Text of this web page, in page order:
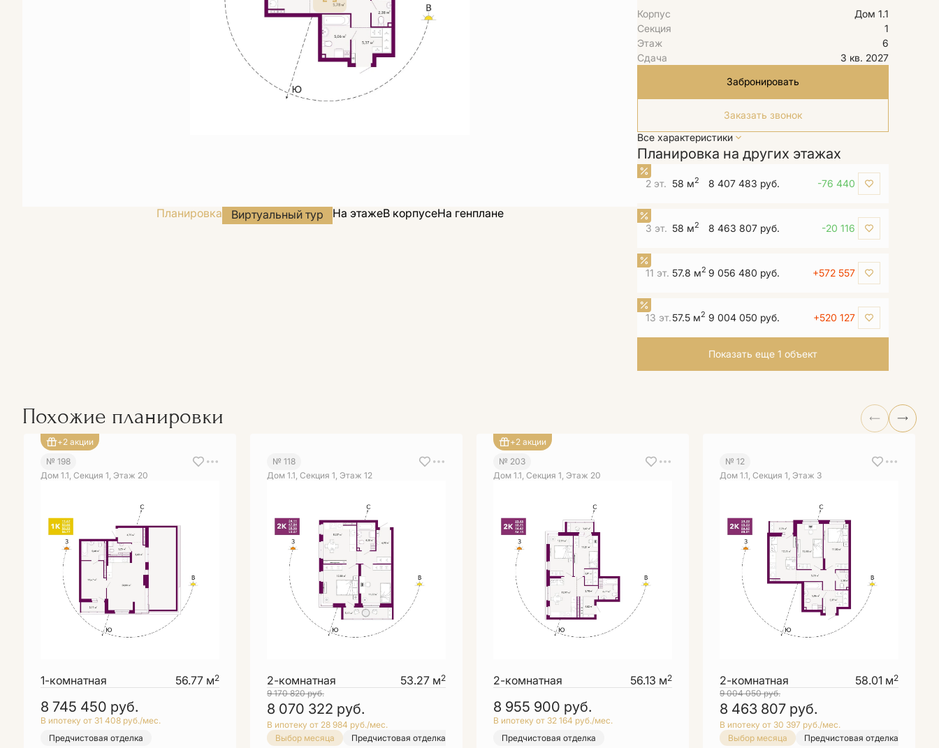
Планировка Виртуальный тур На этажеВ корпусеНа генплане
Корпус
Дом 1.1
Секция
1
Этаж
6
Сдача
3 кв. 2027
Забронировать
Заказать звонок
Все характеристики
Планировка на других этажах
2 эт. 58 м2 8 407 483 руб. -76 440
3 эт. 58 м2 8 463 807 руб. -20 116
11 эт. 57.8 м2 9 056 480 руб. +572 557
13 эт.57.5 м2 9 004 050 руб. +520 127
Показать еще 1 объект
Похожие планировки
+2 акции
№ 198
Дом 1.1, Секция 1, Этаж 20
1-комнатная 56.77 м2
8 745 450 руб.
В ипотеку от 31 408 руб./мес.
Предчистовая отделка
№ 118
Дом 1.1, Секция 1, Этаж 12
2-комнатная 53.27 м2
9 170 820руб.
8 070 322 руб.
В ипотеку от 28 984 руб./мес.
Выбор месяца
Предчистовая отделка Выбор месяца Предчистовая отделка
+2 акции
№ 203
Дом 1.1, Секция 1, Этаж 20
2-комнатная 56.13 м2
8 955 900 руб.
В ипотеку от 32 164 руб./мес.
Предчистовая отделка
№ 12
Дом 1.1, Секция 1, Этаж 3
2-комнатная 58.01 м2
9 004 050руб.
8 463 807 руб.
В ипотеку от 30 397 руб./мес.
Выбор месяца
Предчистовая отделка